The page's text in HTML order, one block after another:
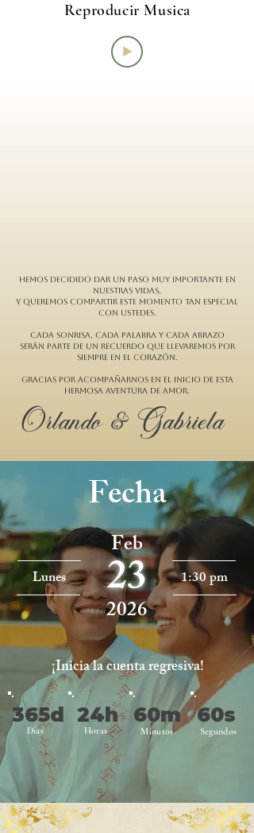
Reproducir Musica
Hemos decidido dar un paso muy importante en
nuestras vidas,
y queremos compartir este momento tan especial
con ustedes.
Cada sonrisa, cada palabra y cada abrazo
serán parte de un recuerdo que llevaremos por
siempre en el corazón.
Gracias por acompañarnos en el inicio de esta
hermosa aventura de amor.
Orlando & Gabriela
Fecha
Lunes 23
Feb
2026
1:30 pm
¡Inicia la cuenta regresiva!
Días Horas Minutos Segundos
365d 24h 60m 60s